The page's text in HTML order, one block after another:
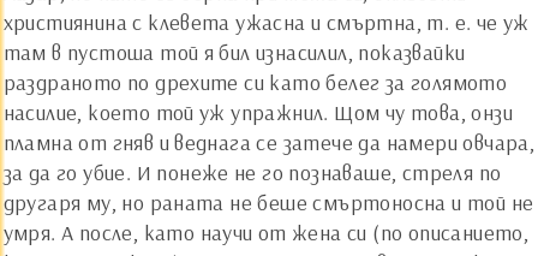
християнина с клевета ужасна и смъртна, т. е. че уж
там в пустоша той я бил изнасилил, показвайки
раздраното по дрехите си като белег за голямото
насилие, което той уж упражнил. Щом чу това, онзи
пламна от гняв и веднага се затече да намери овчара,
за да го убие. И понеже не го познаваше, стреля по
другаря му, но раната не беше смъртоносна и той не
умря. А после, като научи от жена си (по описанието,